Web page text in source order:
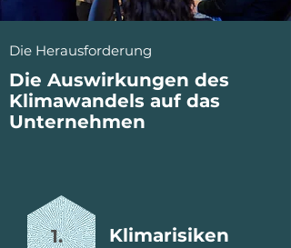
Die Herausforderung
Die Auswirkungen des
Klimawandels auf das
Unternehmen
1. Klimarisiken